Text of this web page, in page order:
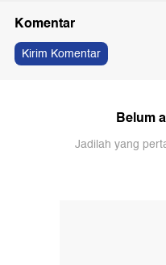
Komentar
Kirim Komentar
Belum
Jadilah yang